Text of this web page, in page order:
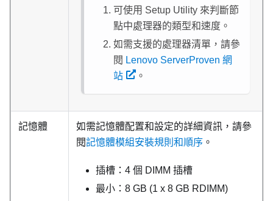
可使用 Setup Utility 來判斷節
點中處理器的類型和速度。
如需支援的處理器清單，請參
閱 Lenovo ServerProven 網
站
。
記憶體
如需記憶體配置和設定的詳細資訊，請參
閱記憶體模組安裝規則和順序 。
插槽：4 個 DIMM 插槽
最小：8 GB (1 x 8 GB RDIMM)